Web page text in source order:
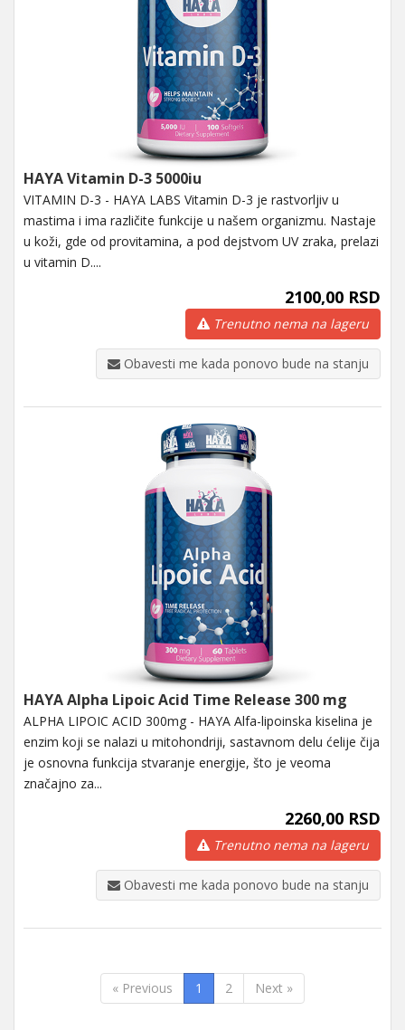
HAYA Vitamin D-3 5000iu
VITAMIN D-3 - HAYA LABS Vitamin D-3 je rastvorljiv u
mastima i ima različite funkcije u našem organizmu. Nastaje
u koži, gde od provitamina, a pod dejstvom UV zraka, prelazi
u vitamin D....
2100,00 RSD
Trenutno nema na lageru
Obavesti me kada ponovo bude na stanju
HAYA Alpha Lipoic Acid Time Release 300 mg
ALPHA LIPOIC ACID 300mg - HAYA Alfa-lipoinska kiselina je
enzim koji se nalazi u mitohondriji, sastavnom delu ćelije čija
je osnovna funkcija stvaranje energije, što je veoma
značajno za...
2260,00 RSD
Trenutno nema na lageru
Obavesti me kada ponovo bude na stanju
« Previous 1 2 Next »